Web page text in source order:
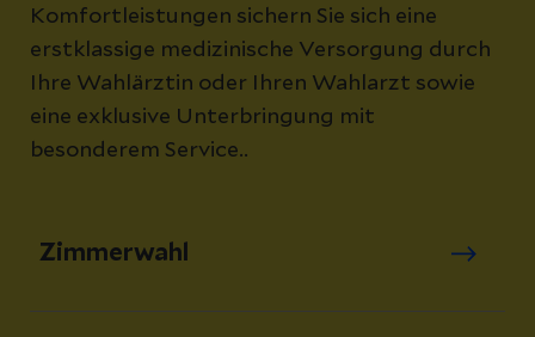
Komfortleistungen sichern Sie sich eine
erstklassige medizinische Versorgung durch
Ihre Wahlärztin oder Ihren Wahlarzt sowie
eine exklusive Unterbringung mit
besonderem Service..
Zimmerwahl